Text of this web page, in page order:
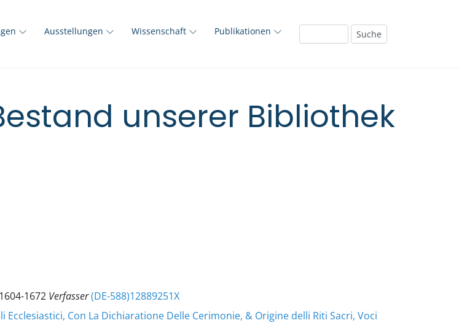
Ausstellungen Wissenschaft Publikationen
unserer Bibliothek
1604-1672 Verfasser(DE-588)12889251X
Ecclesiastici, Con La Dichiaratione Delle Cerimonie, & Origine delli Riti Sacri, Voci